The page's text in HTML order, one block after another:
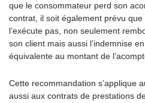
que le consommateur perd son
contrat, il soit également prévu
l’exécute pas, non seulement
son client mais aussi l’indemnise
équivalente au montant de
Cette recommandation s’applique
aussi aux contrats de prestations